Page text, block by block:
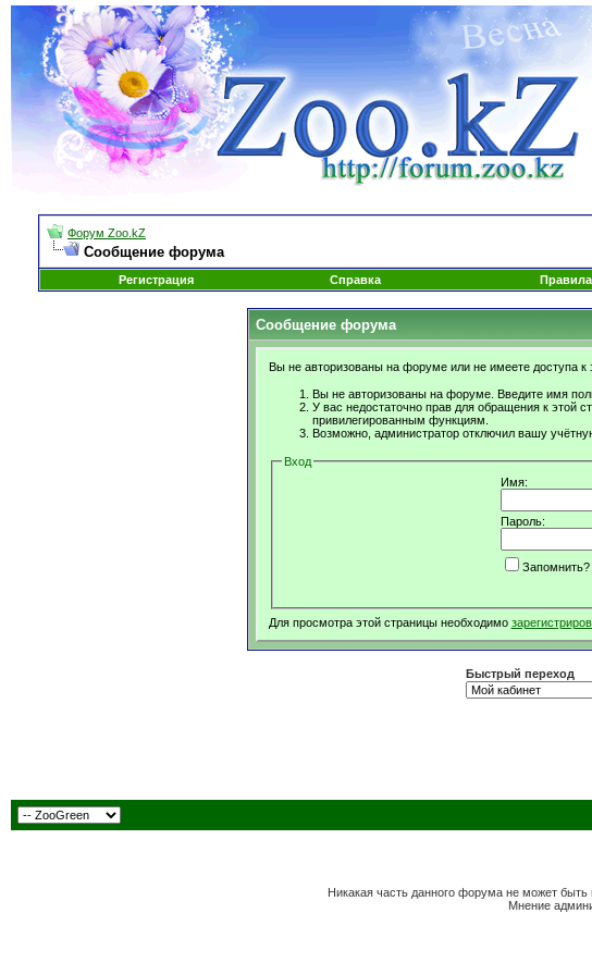
Форум Zoo.kZ
Сообщение форума
Регистрация
Справка
Сообщение форума
Вы не авторизованы на форуме или не имеете доступа к
Вы не авторизованы на форуме. Введите имя
У вас недостаточно прав для обращения к этой
привилегированным функциям.
Возможно, администратор отключил вашу
Вход
Имя:
Пароль:
Запомнить?
Для просмотра этой страницы необходимо
Быстрый переход
Никакая часть данного форума не может
Мнение